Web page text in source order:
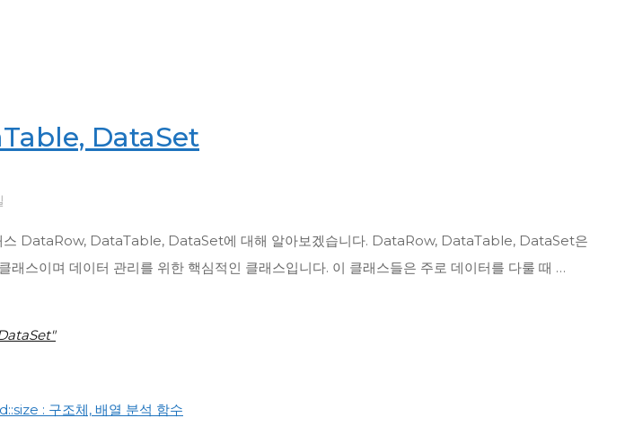
DataSet
스 DataRow, DataTable, DataSet에 대해 알아보겠습니다. DataRow, DataTable, DataSet은
스이며 데이터 관리를 위한 핵심적인 클래스입니다. 이 클래스들은 주로 데이터를 다룰 때 …
: 구조체, 배열 분석 함수